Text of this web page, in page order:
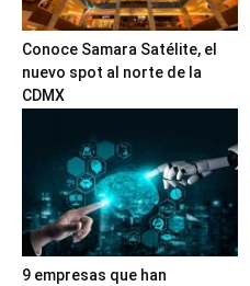
Conoce Samara Satélite, el
nuevo spot al norte de la
CDMX
9 empresas que han